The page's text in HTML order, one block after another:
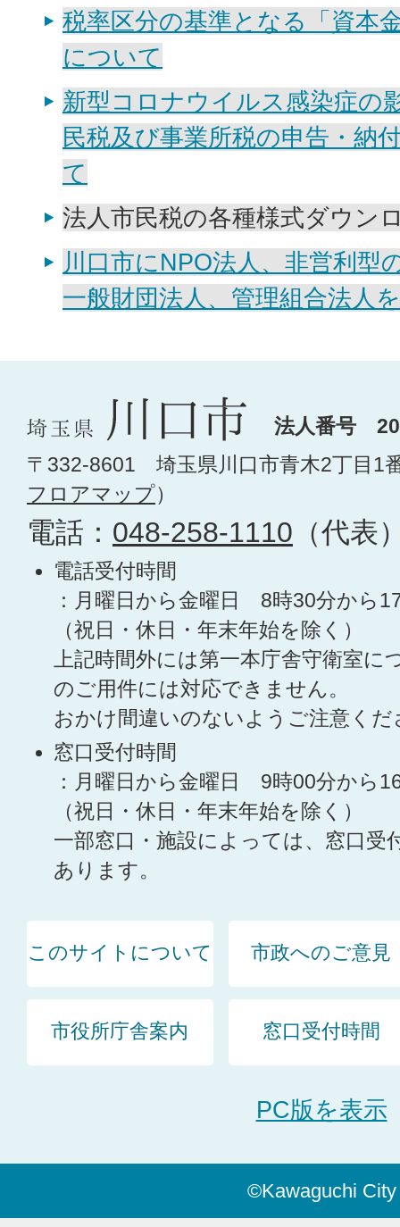
税率区分の基準となる「資本
について
新型コロナウイルス感染症の
民税及び事業所税の申告・納
て
法人市民税の各種様式ダウン
川口市にNPO法人、非営利型
一般財団法人、管理組合法人
法人番号
〒332-8601 埼玉県川口市青木2丁目1
フロアマップ）
電話： 048-258-1110 （代表
電話受付時間
：月曜日から金曜日 8時30分から
（祝日・休日・年末年始を除く）
上記時間外には第一本庁舎守衛室に
のご用件には対応できません。
おかけ間違いのないようご注意くだ
窓口受付時間
：月曜日から金曜日 9時00分から
（祝日・休日・年末年始を除く）
一部窓口・施設によっては、窓口受
あります。
このサイトについて 市政へのご意見
市役所庁舎案内 窓口受付時間
PC版を表示
©Kawaguchi City